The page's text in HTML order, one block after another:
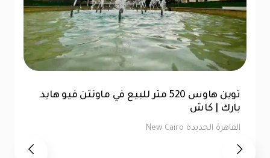
توين هاوس 520 متر للبيع في ماونتن فيو هايد
بارك | كاش
القاهرة الجديدة New Cairo